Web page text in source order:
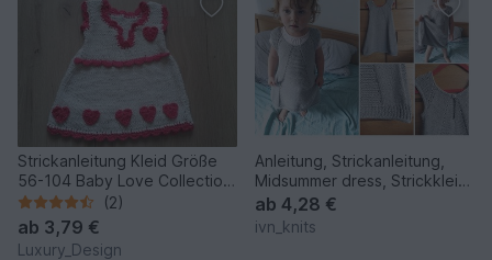
Strickanleitung Kleid Größe
56-104 Baby Love Collection
No.1
(2)
ab 3,79 €
Luxury_Design
Anleitung, Strickanleitung,
Midsummer dress, Strickkleid,
kinder und babys
ab 4,28 €
ivn_knits